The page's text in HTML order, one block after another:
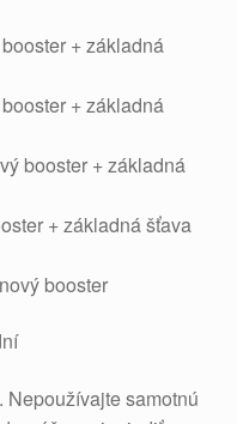
+ základná
+ základná
booster + základná
+ základná šťava
booster
Nepoužívajte samotnú